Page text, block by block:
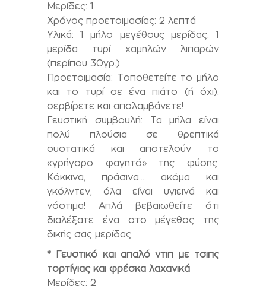
Μερίδες: 1
Χρόνος προετοιμασίας: 2 λεπτά
Υλικά: 1 μήλο μεγέθους μερίδας, 1
μερίδα τυρί χαμηλών λιπαρών
(περίπου 30γρ.)
Προετοιμασία: Τοποθετείτε το μήλο
και το τυρί σε ένα πιάτο (ή όχι),
σερβίρετε και απολαμβάνετε!
Γευστική συμβουλή: Τα μήλα είναι
πολύ πλούσια σε θρεπτικά
συστατικά και αποτελούν το
«γρήγορο φαγητό» της φύσης.
Κόκκινα, πράσινα… ακόμα και
γκόλντεν, όλα είναι υγιεινά και
νόστιμα! Απλά βεβαιωθείτε ότι
διαλέξατε ένα στο μέγεθος της
δικής σας μερίδας.
* Γευστικό και απαλό ντιπ με τσιπς
τορτίγιας και φρέσκα λαχανικά
Μερίδες: 2